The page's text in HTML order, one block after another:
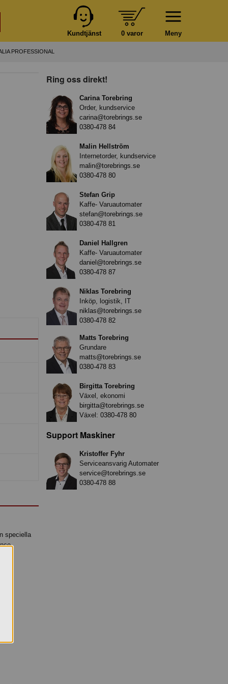
Meny
0 varor
Kundtjänst
PROFESSIONAL
speciella
Ring oss direkt!
Carina Torebring
Order, kundservice
carina@torebrings.se
0380-478 84
Malin Hellström
Internetorder, kundservice
malin@torebrings.se
0380-478 80
Stefan Grip
Kaffe- Varuautomater
stefan@torebrings.se
0380-478 81
Daniel Hallgren
Kaffe- Varuautomater
daniel@torebrings.se
0380-478 87
Niklas Torebring
Inköp, logistik, IT
niklas@torebrings.se
0380-478 82
Matts Torebring
Grundare
matts@torebrings.se
0380-478 83
Birgitta Torebring
Växel, ekonomi
birgitta@torebrings.se
Växel: 0380-478 80
Support Maskiner
Kristoffer Fyhr
Serviceansvarig Automater
service@torebrings.se
0380-478 88